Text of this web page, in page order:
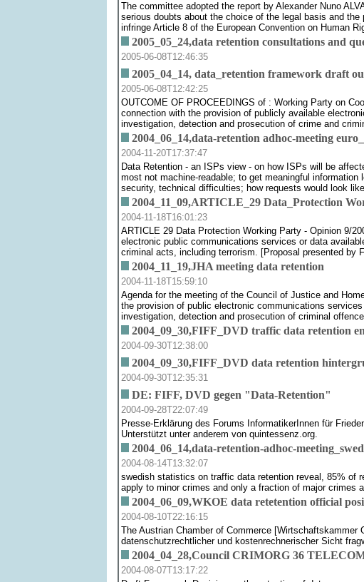
The committee adopted the report by Alexander Nuno
serious doubts about the choice of the legal basis and
infringe Article 8 of the European Convention on Human
2005_05_24,data retention consultations and
2005-06-08T12:46:35
2005_04_14, data_retention framework draft
2005-06-08T12:42:25
OUTCOME OF PROCEEDINGS of : Working Party on
connection with the provision of publicly available
investigation, detection and prosecution of crime and
2004_06_14,data-retention adhoc-meeting
2004-11-20T17:37:47
Data Retention - an ISPs view - on how ISPs will be
most not machine-readable; to get meaningful
security, technical difficulties; how requests would look
2004_11_09,ARTICLE_29 Data_Protection
2004-11-18T16:01:23
ARTICLE 29 Data Protection Working Party - Opinion 9/
electronic public communications services or data
criminal acts, including terrorism. [Proposal presented by
2004_11_19,JHA meeting data retention
2004-11-18T15:59:10
Agenda for the meeting of the Council of Justice and
the provision of public electronic communications
investigation, detection and prosecution of criminal
2004_09_30,FIFF_DVD traffic data retention
2004-09-30T12:38:00
2004_09_30,FIFF_DVD data retention
2004-09-30T12:35:31
DE: FIFF, DVD gegen "Data-Retention"
2004-09-28T22:07:49
Presse-Erklärung des Forums InformatikerInnen für
Unterstützt unter anderem von quintessenz.org.
2004_06_14,data-retention-adhoc-
2004-08-14T13:32:07
swedish statistics on traffic data retention reveal, 85% of
apply to minor crimes and only a fraction of major crimes
2004_06_09,WKOE data retetention official
2004-08-10T22:16:15
The Austrian Chamber of Commerce
datenschutzrechtlicher und kostenrechnerischer Sicht
2004_04_28,Council CRIMORG 36
2004-08-07T13:17:22